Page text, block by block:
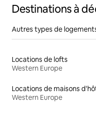
Destinations à
Autres types de
Locations de lofts
Western Europe
Locations de maisons
Western Europe